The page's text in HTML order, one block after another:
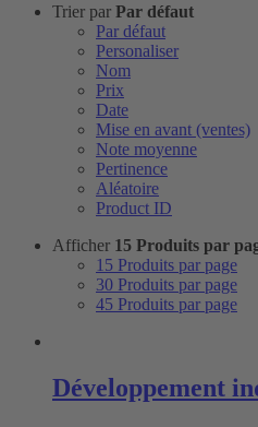
Trier par Par défaut
Par défaut
Personaliser
Nom
Prix
Date
Mise en avant (ventes)
Note moyenne
Pertinence
Aléatoire
Product ID
Afficher 15 Produits par
15 Produits par page
30 Produits par page
45 Produits par page
Développement